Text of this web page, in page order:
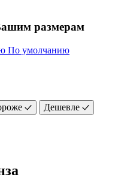
размерам
По умолчанию
Дешевле